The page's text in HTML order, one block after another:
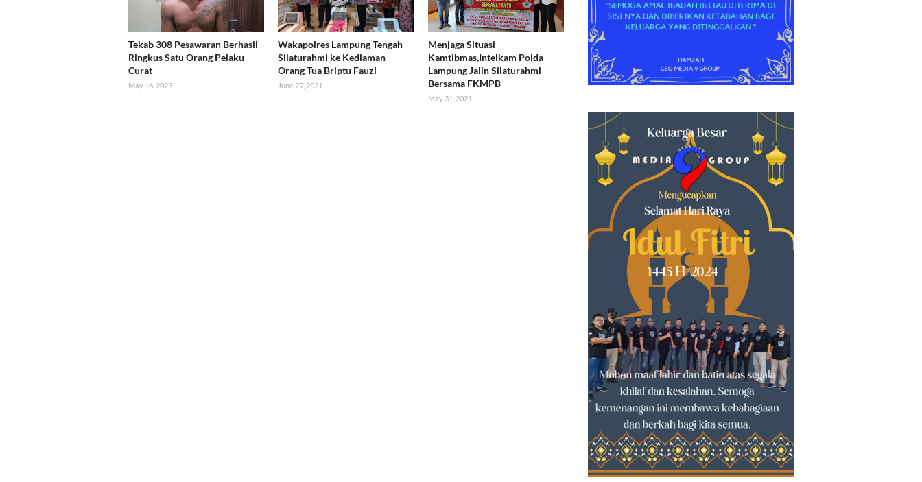
Tekab 308 Pesawaran Berhasil
Ringkus Satu Orang Pelaku
Curat
May 16, 2023
Wakapolres Lampung Tengah
Silaturahmi ke Kediaman
Orang Tua Briptu Fauzi
June 29, 2021
Menjaga Situasi
Kamtibmas,Intelkam Polda
Lampung Jalin Silaturahmi
Bersama FKMPB
May 31, 2021